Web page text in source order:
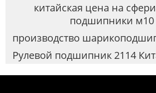
китайская цена на
подшипники м10
производство
Рулевой подшипник 2114